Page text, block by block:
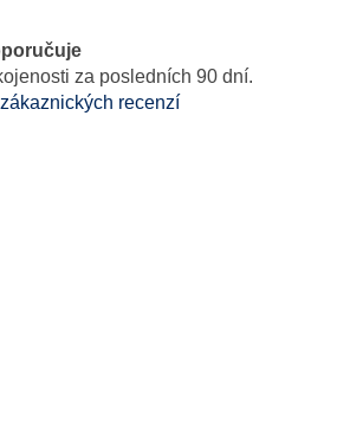
za posledních 90 dní.
recenzí